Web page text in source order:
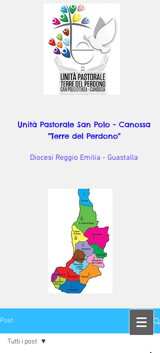
Unità Pastorale San Polo - Canossa
"Terre del Perdono"
Diocesi Reggio Emilia - Guastalla
Post
Tutti i post